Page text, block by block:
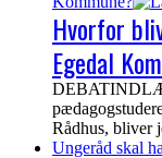
Hvorfor
Egedal
Rådhus, bliver
Ungeråd skal